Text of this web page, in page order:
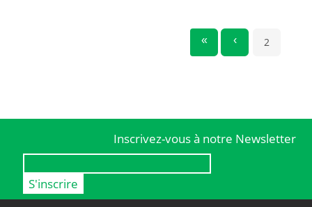
« ‹ 2
Inscrivez-vous à notre Newsletter